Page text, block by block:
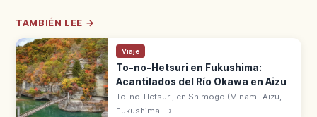
TAMBIÉN LEE →
Viaje
To-no-Hetsuri en Fukushima:
Acantilados del Río Okawa en Aizu
To-no-Hetsuri, en Shimogo (Minami-Aizu,
Fukushima), es la garganta esculpida por el
Fukushima →